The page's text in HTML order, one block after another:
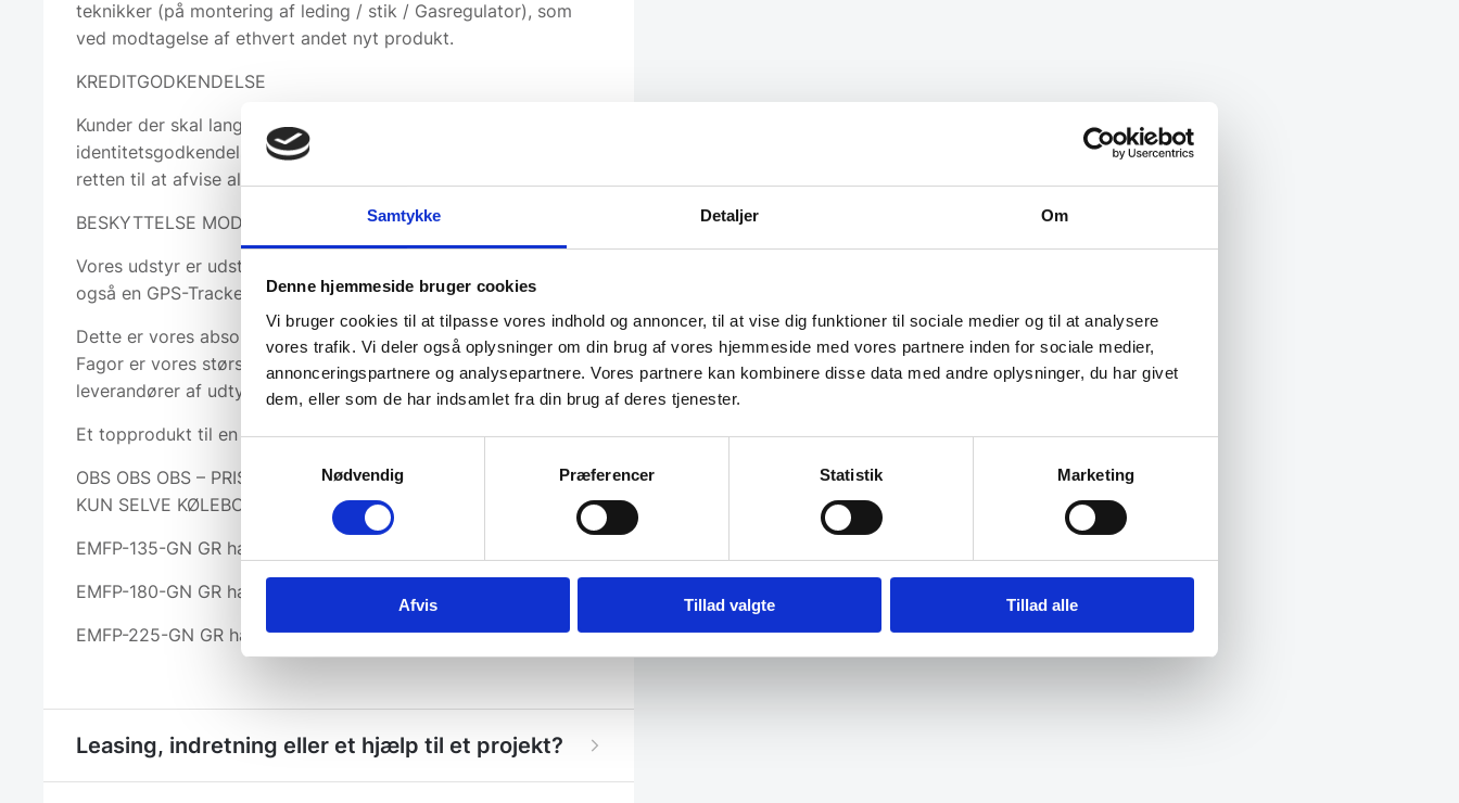
Samtykke Detaljer Om
Denne hjemmeside bruger cookies
Vi bruger cookies til at tilpasse vores indhold og annoncer, til at vise dig funktioner til sociale medier og til at analysere
vores trafik. Vi deler også oplysninger om din brug af vores hjemmeside med vores partnere inden for sociale medier,
annonceringspartnere og analysepartnere. Vores partnere kan kombinere disse data med andre oplysninger, du har givet
dem, eller som de har indsamlet fra din brug af deres tjenester.
Nødvendig
Præferencer Statistik Marketing
Afvis Tillad valgte Tillad alle
teknikker (på montering af leding / stik / Gasregulator), som
ved modtagelse af ethvert andet nyt produkt.
KREDITGODKENDELSE
Kunder der skal langtidsleje vil gennemgå en kredit og
identitetsgodkendelse før varen leveres. Vi forbeholder os
retten til at afvise alle leje-anmodninger uden grund.
BESKYTTELSE MOD TYVERI
Vores udstyr er udstyret med unikke identifikationer og ofte
også en GPS-Tracker, så det kan følges hvorend det lander.
Dette er vores absolut bedste pizzadisk fra spanske Fagor.
Fagor er vores største leverandør og en af de aller største
leverandører af udtyr til storkøkken i europa.
Et topprodukt til en rigtig god pris.
OBS OBS OBS – PRISEN INKLUDERER IKKE KØLEOPSATS, MEN
KUN SELVE KØLEBORDET
EMFP-135-GN GR har 2 låger og måler 1342x700x850
EMFP-180-GN GR har 3 låger og måler 1792x700x850
EMFP-225-GN GR har 4 låger og måler 2242x700x850
Leasing, indretning eller et hjælp til et projekt?